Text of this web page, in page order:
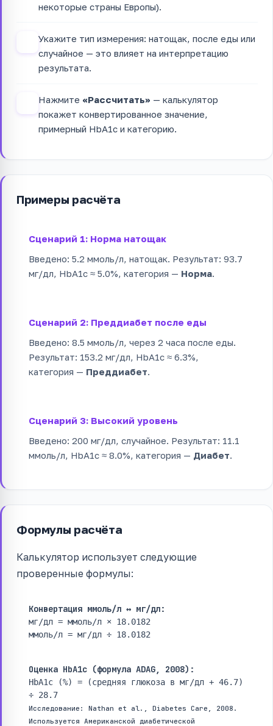
некоторые страны Европы).
Укажите тип измерения: натощак, после еды или
случайное — это влияет на интерпретацию
результата.
Нажмите «Рассчитать» — калькулятор
покажет конвертированное значение,
примерный HbA1c и категорию.
Примеры расчёта
Сценарий 1: Норма натощак
Введено: 5.2 ммоль/л, натощак. Результат: 93.7
мг/дл, HbA1c ≈ 5.0%, категория — Норма.
Сценарий 2: Преддиабет после еды
Введено: 8.5 ммоль/л, через 2 часа после еды.
Результат: 153.2 мг/дл, HbA1c ≈ 6.3%,
категория — Преддиабет.
Сценарий 3: Высокий уровень
Введено: 200 мг/дл, случайное. Результат: 11.1
ммоль/л, HbA1c ≈ 8.0%, категория — Диабет.
Формулы расчёта
Калькулятор использует следующие
проверенные формулы:
Конвертация ммоль/л ↔ мг/дл:
мг/дл = ммоль/л × 18.0182
ммоль/л = мг/дл ÷ 18.0182
Оценка HbA1c (формула ADAG, 2008):
HbA1c (%) = (средняя глюкоза в мг/дл + 46.7)
÷ 28.7
Исследование: Nathan et al., Diabetes Care, 2008.
Используется Американской диабетической